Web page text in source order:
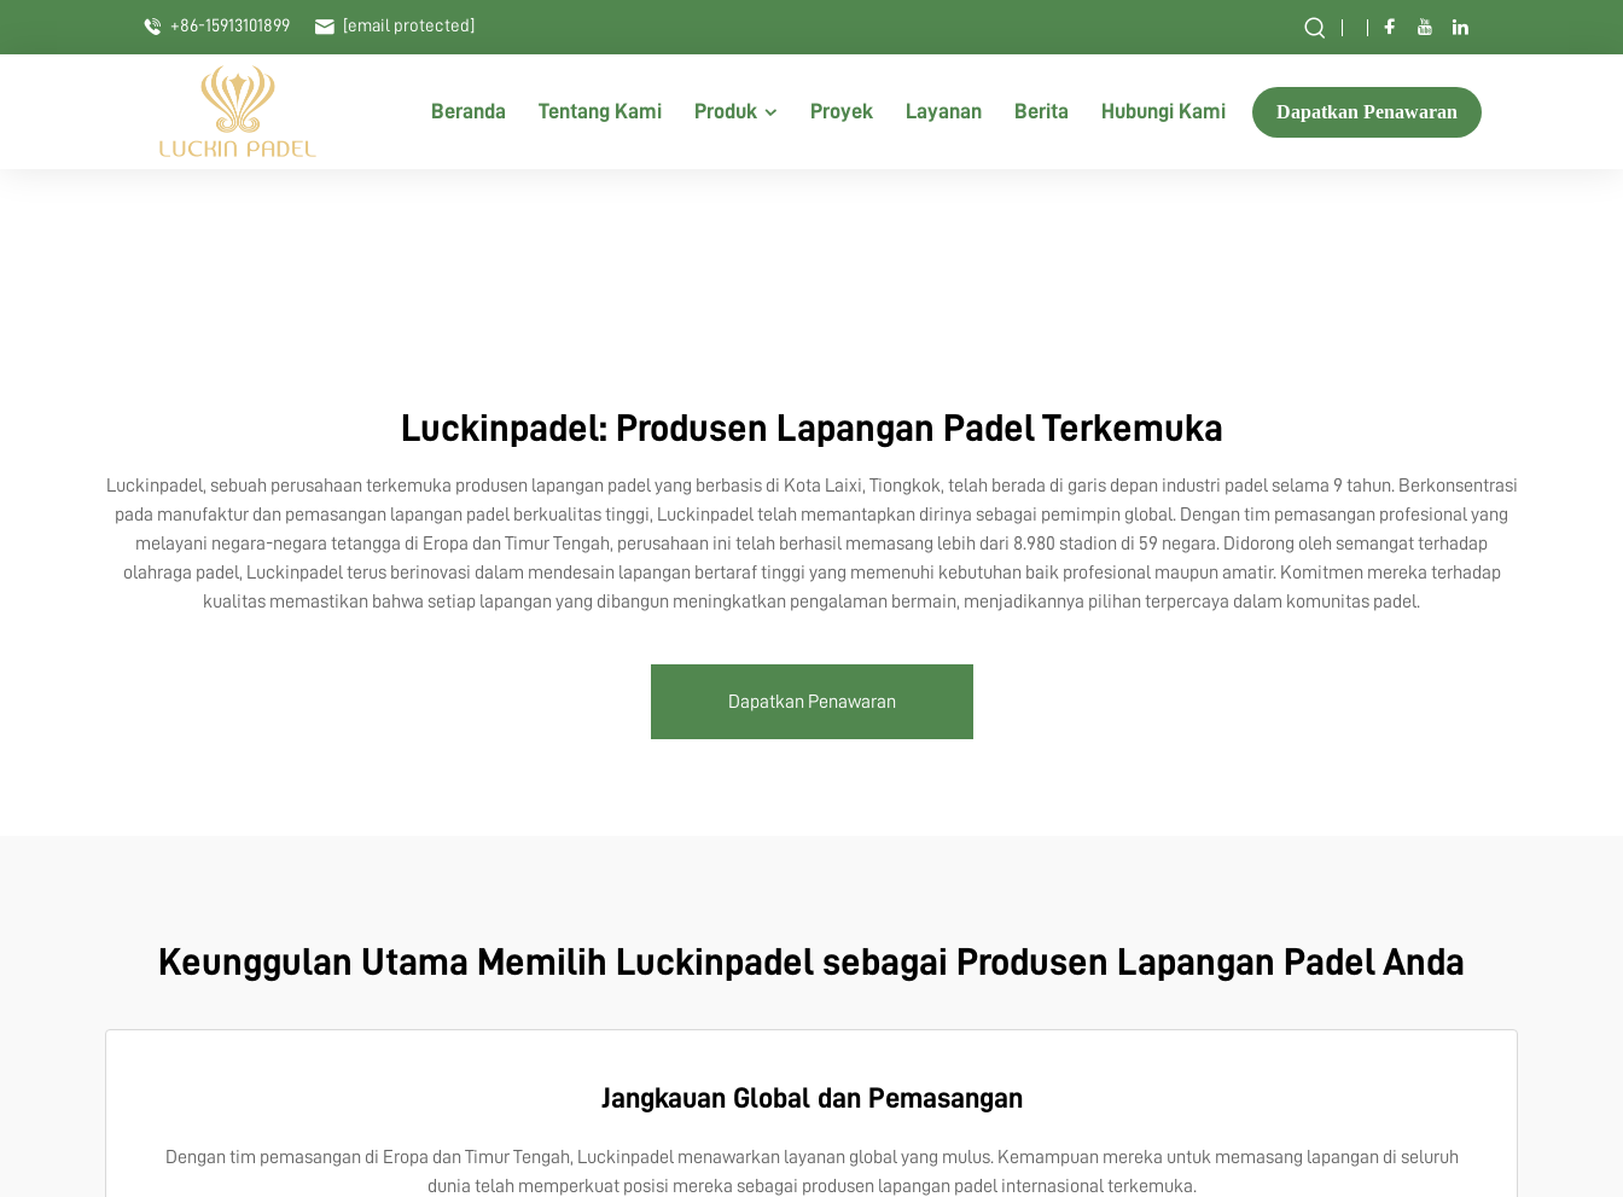
+86-15913101899 [email protected]
Beranda Tentang Kami Produk Proyek Layanan Berita Hubungi Kami Dapatkan Penawaran
Luckinpadel: Produsen Lapangan Padel Terkemuka
Luckinpadel, sebuah perusahaan terkemuka produsen lapangan padel yang berbasis di Kota Laixi, Tiongkok, telah berada di garis depan industri padel selama 9 tahun. Berkonsentrasi
pada manufaktur dan pemasangan lapangan padel berkualitas tinggi, Luckinpadel telah memantapkan dirinya sebagai pemimpin global. Dengan tim pemasangan profesional yang
melayani negara-negara tetangga di Eropa dan Timur Tengah, perusahaan ini telah berhasil memasang lebih dari 8.980 stadion di 59 negara. Didorong oleh semangat terhadap
olahraga padel, Luckinpadel terus berinovasi dalam mendesain lapangan bertaraf tinggi yang memenuhi kebutuhan baik profesional maupun amatir. Komitmen mereka terhadap
kualitas memastikan bahwa setiap lapangan yang dibangun meningkatkan pengalaman bermain, menjadikannya pilihan terpercaya dalam komunitas padel.
Dapatkan Penawaran
Keunggulan Utama Memilih Luckinpadel sebagai Produsen Lapangan Padel Anda
Jangkauan Global dan Pemasangan
Dengan tim pemasangan di Eropa dan Timur Tengah, Luckinpadel menawarkan layanan global yang mulus. Kemampuan mereka untuk memasang lapangan di seluruh
dunia telah memperkuat posisi mereka sebagai produsen lapangan padel internasional terkemuka.